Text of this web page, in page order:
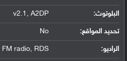
البلوتوث:
v2.1, A2DP
تحديد المواقع:
No
الراديو: FM radio, RDS